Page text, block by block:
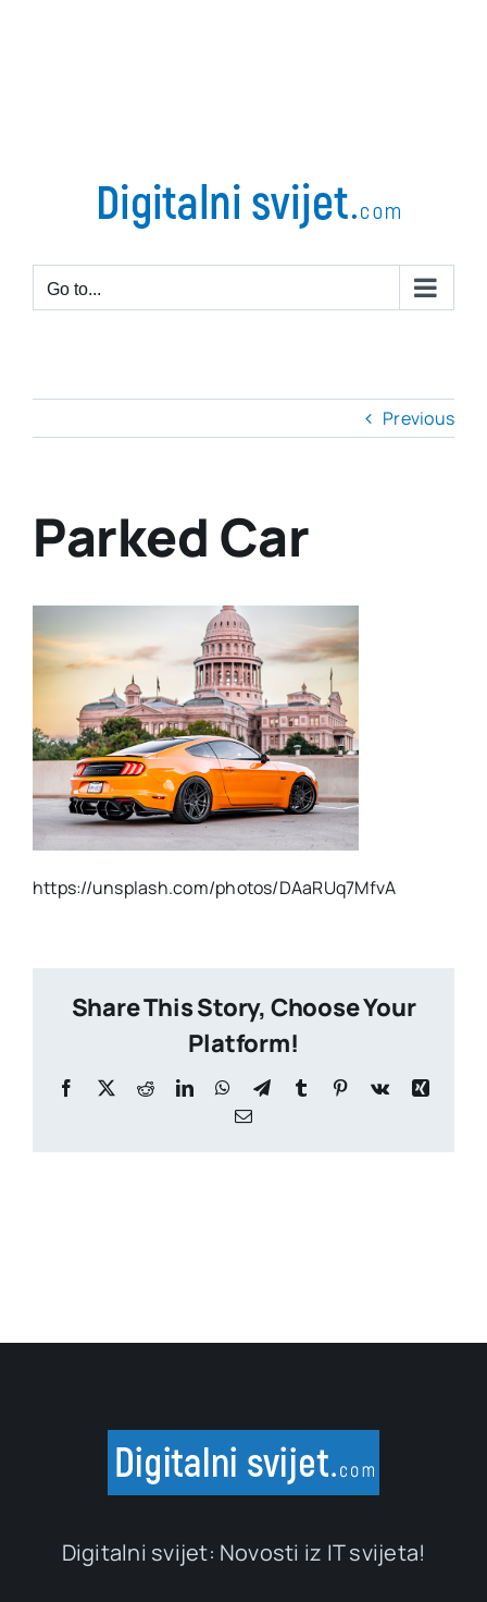
Go to...
Previous
Parked Car
https://unsplash.com/photos/DAaRUq7MfvA
Share This Story, Choose Your
Platform!
Facebook
X RedditLinkedInWhatsApp
TelegramTumblr Pinterest
Vk
Xing
Email
Digitalni svijet: Novosti iz IT svijeta!